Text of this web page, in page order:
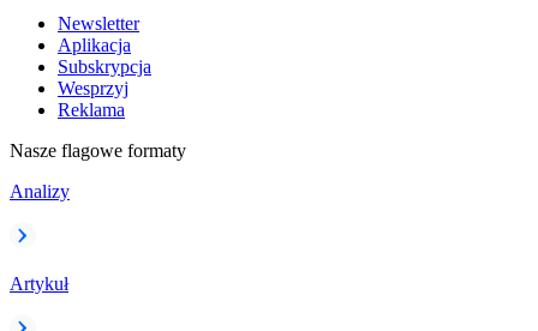
Newsletter
Aplikacja
Subskrypcja
Wesprzyj
Reklama
Nasze flagowe formaty
Analizy
Artykuł